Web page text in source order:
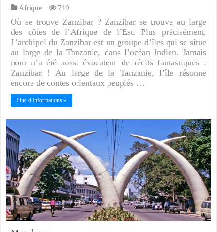
Afrique 749
Où se trouve Zanzibar ? Zanzibar se trouve au large
des côtes de l’Afrique de l’Est. Plus précisément,
L’archipel du Zanzibar est un groupe d’îles qui se situe
au large de la Tanzanie, dans l’océan Indien. Jamais
nom n’a été aussi évocateur de récits fantastiques :
Zanzibar ! Au large de la Tanzanie, l’île résonne
encore de contes orientaux peuplés …
Plus d Informations »